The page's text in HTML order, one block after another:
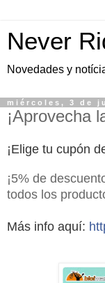
Never
Novedades y
miércoles, 3 de
¡Aprovecha
¡Elige tu cupón
¡5% de
todos los
Más info aquí: